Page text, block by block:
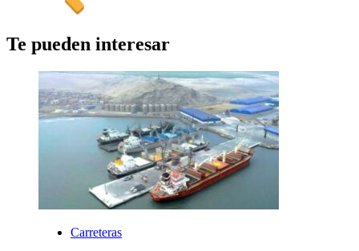
Te pueden interesar
Carreteras